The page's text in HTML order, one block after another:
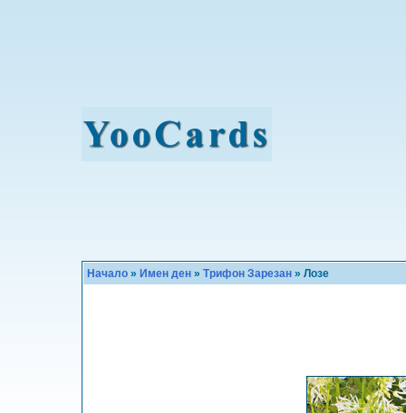
Начало » Имен ден » Трифон Зарезан » Лозе